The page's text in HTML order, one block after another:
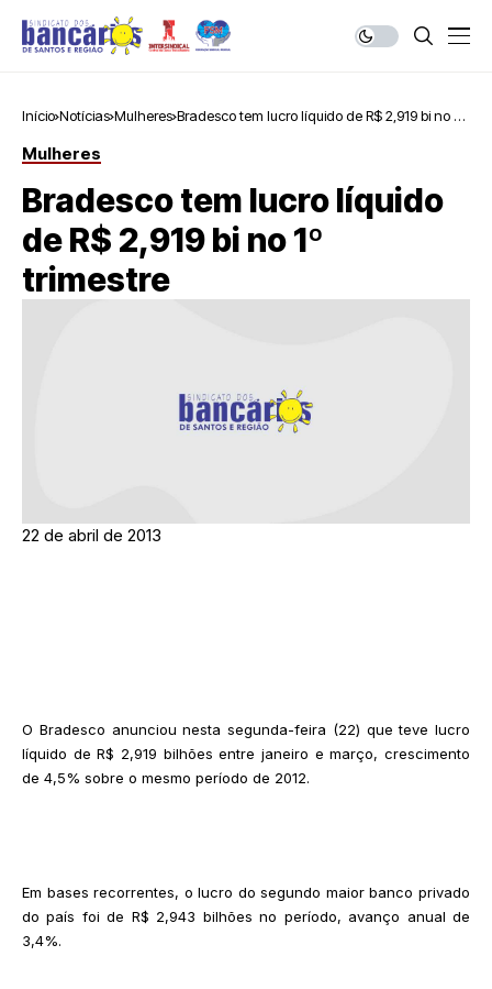
Início Notícias Mulheres Bradesco tem lucro líquido de R$ 2,919 bi no 1º
Mulheres
Bradesco tem lucro líquido
de R$ 2,919 bi no 1º
trimestre
22 de abril de 2013
O Bradesco anunciou nesta segunda-feira (22) que teve lucro
líquido de R$ 2,919 bilhões entre janeiro e março, crescimento
de 4,5% sobre o mesmo período de 2012.
Em bases recorrentes, o lucro do segundo maior banco privado
do país foi de R$ 2,943 bilhões no período, avanço anual de
3,4%.